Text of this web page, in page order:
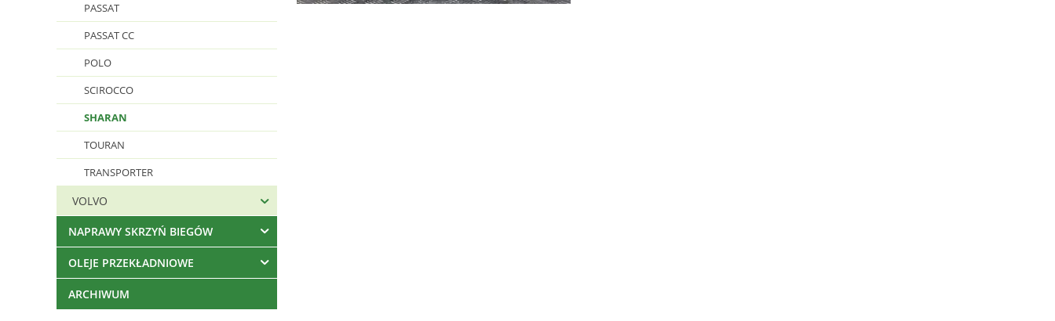
PASSAT
PASSAT CC
POLO
SCIROCCO
SHARAN
TOURAN
TRANSPORTER
VOLVO
NAPRAWY SKRZYŃ BIEGÓW
OLEJE PRZEKŁADNIOWE
ARCHIWUM